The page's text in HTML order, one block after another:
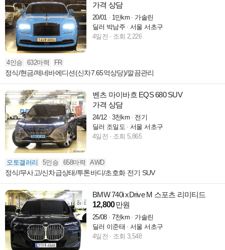
가격 상담
20/01 1만km
가솔린
딜러 박남주
서울 서초구
4일전
조회 2,226
4인승 632마력 FR
정식/현금/제네바에디션(신차7.65억상당)/깔끔관리
벤츠 마이바흐 EQS 680 SUV
가격 상담
24/12 3천km
전기
딜러 조일도
서울 서초구
4일전
조회 5,865
오토갤러리 5인승 658마력 AWD
정식/무사고/신차급상태/투톤바디/초호화 전기 SUV
BMW 740i xDrive M 스포츠 리미티드
12,800만원
25/08 7천km
가솔린
딜러 이준태
서울 서초구
4일전
조회 3,548